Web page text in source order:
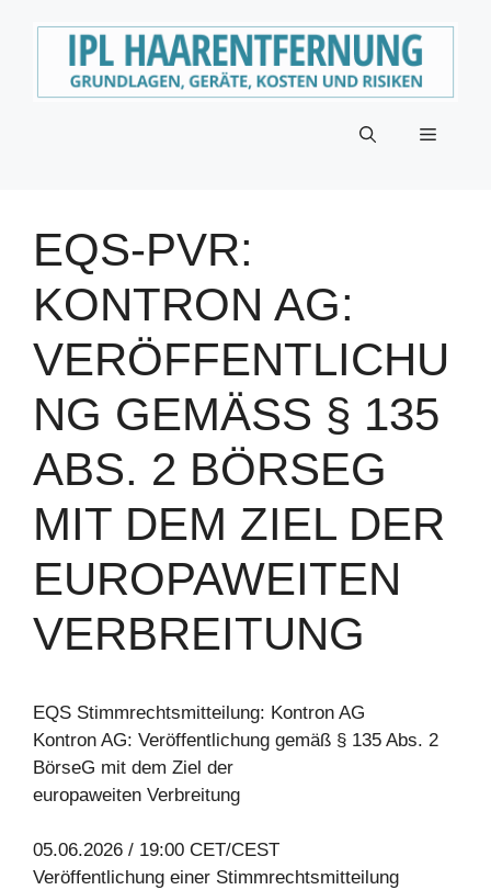
Menü
EQS-PVR:
KONTRON AG:
VERÖFFENTLICHU
NG GEMÄSS § 135 A
BS. 2 BÖRSEG M
IT DEM ZIEL DER E
UROPAWEITEN V
ERBREITUNG
EQS Stimmrechtsmitteilung: Kontron AG
Kontron AG: Veröffentlichung gemäß § 135 Abs. 2
BörseG mit dem Ziel der
europaweiten Verbreitung
05.06.2026 / 19:00 CET/CEST
Veröffentlichung einer Stimmrechtsmitteilung